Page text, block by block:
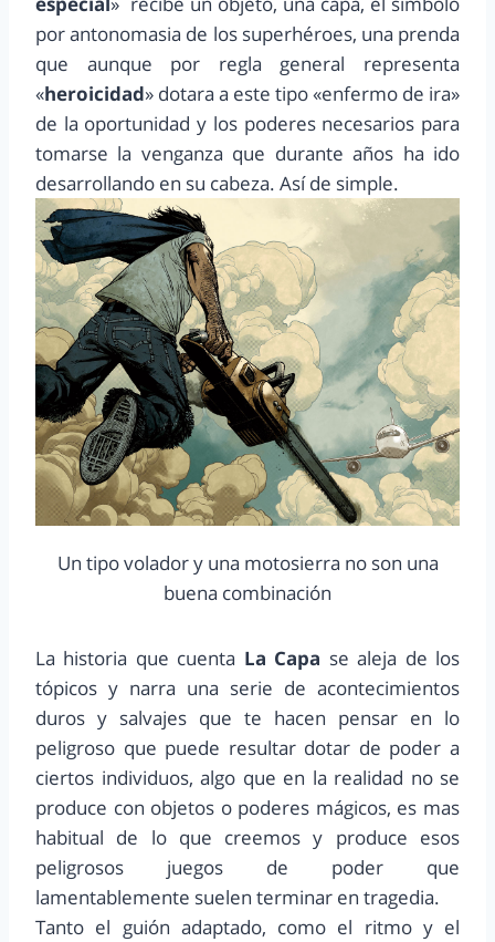
por antonomasia de los superhéroes, una prenda
que aunque por regla general representa
«heroicidad» dotara a este tipo «enfermo de ira»
de la oportunidad y los poderes necesarios para
tomarse la venganza que durante años ha ido
desarrollando en su cabeza. Así de simple.
Un tipo volador y una motosierra no son una
buena combinación
La historia que cuenta La Capa se aleja de los
tópicos y narra una serie de acontecimientos
duros y salvajes que te hacen pensar en lo
peligroso que puede resultar dotar de poder a
ciertos individuos, algo que en la realidad no se
produce con objetos o poderes mágicos, es mas
habitual de lo que creemos y produce esos
peligrosos juegos de poder que
lamentablemente suelen terminar en tragedia.
Tanto el guión adaptado, como el ritmo y el